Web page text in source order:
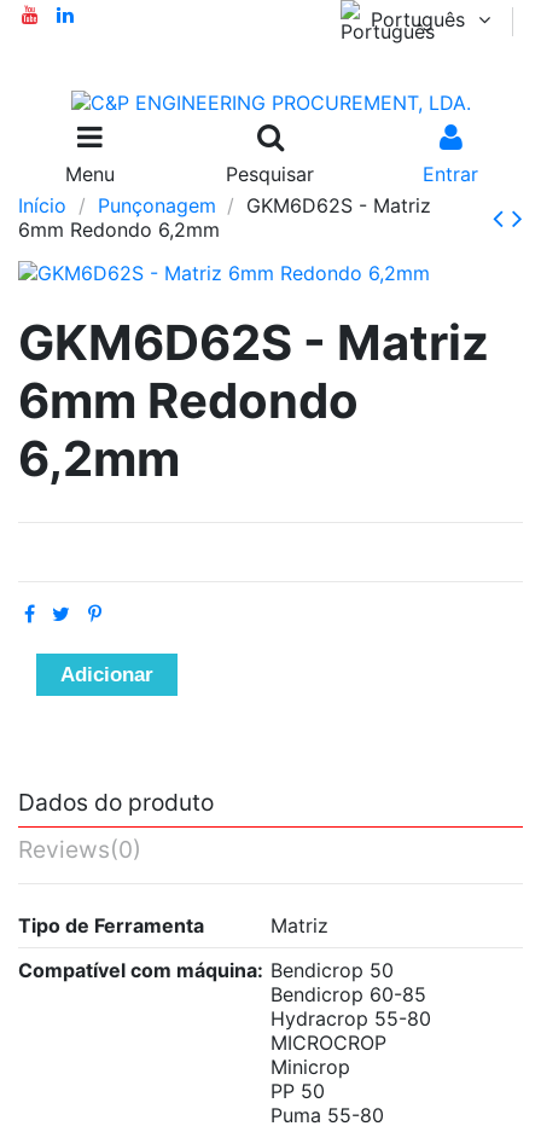
Português
Menu Pesquisar
Entrar
Início
Punçonagem
GKM6D62S - Matriz
6mm Redondo 6,2mm
GKM6D62S - Matriz
6mm Redondo
6,2mm
Adicionar
Dados do produto
Reviews(0)
Tipo de Ferramenta
Matriz
Compatível com máquina: Bendicrop 50
Bendicrop 60-85
Hydracrop 55-80
MICROCROP
Minicrop
PP 50
Puma 55-80